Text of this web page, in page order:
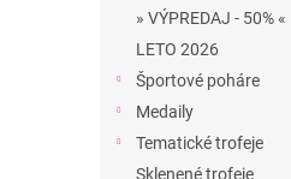
» VÝPREDAJ - 50% «
LETO 2026
Športové poháre
Medaily
Tematické trofeje
Sklenené trofeje